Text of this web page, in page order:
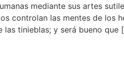
mediante sus artes
controlan las mentes de los
las tinieblas; y será bueno que